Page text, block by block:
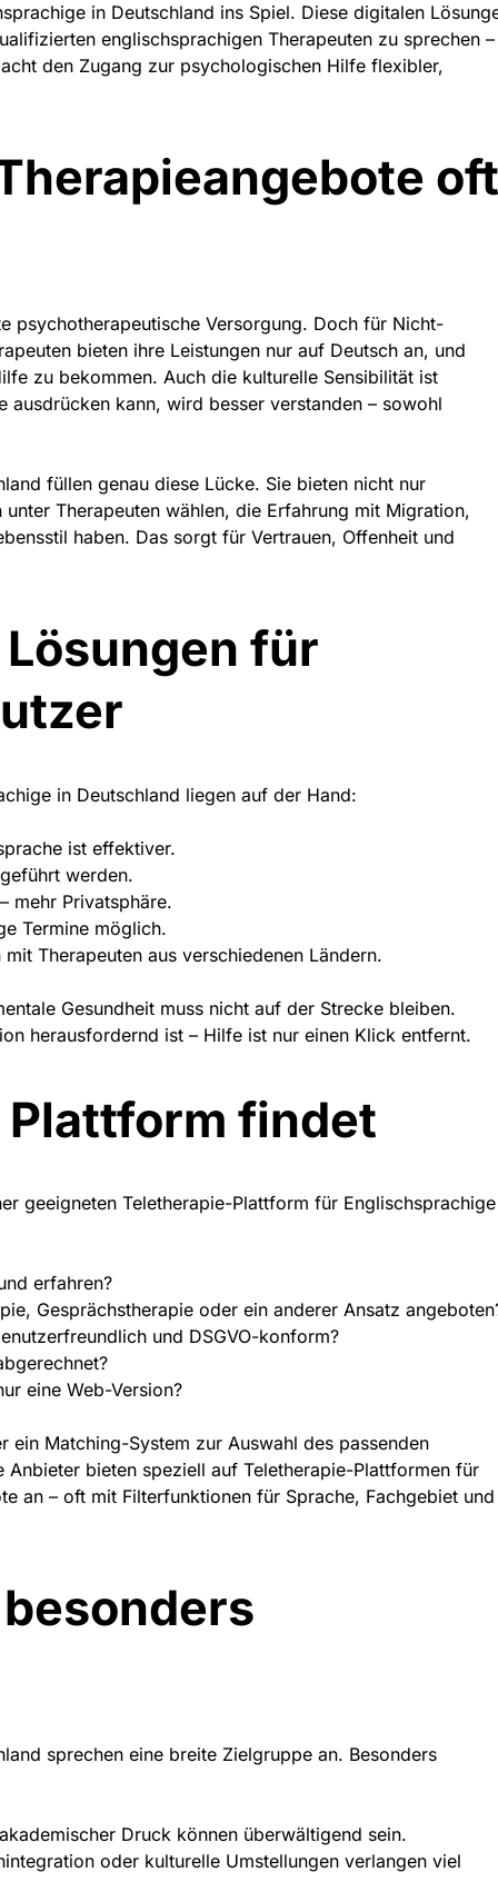
in Deutschland ins Spiel. Diese digitalen
englischsprachigen Therapeuten zu sprechen –
den Zugang zur psychologischen Hilfe flexibler,
oft
psychotherapeutische Versorgung. Doch für Nicht-
bieten ihre Leistungen nur auf Deutsch an, und
zu bekommen. Auch die kulturelle Sensibilität ist
ausdrücken kann, wird besser verstanden – sowohl
füllen genau diese Lücke. Sie bieten nicht nur
Therapeuten wählen, die Erfahrung mit Migration,
haben. Das sorgt für Vertrauen, Offenheit und
für
in Deutschland liegen auf der Hand:
ist effektiver.
werden.
mehr Privatsphäre.
Termine möglich.
Therapeuten aus verschiedenen Ländern.
Gesundheit muss nicht auf der Strecke bleiben.
herausfordernd ist – Hilfe ist nur einen Klick entfernt.
findet
geeigneten Teletherapie-Plattform für Englischsprachige
erfahren?
Gesprächstherapie oder ein anderer Ansatz
und DSGVO-konform?
eine Web-Version?
ein Matching-System zur Auswahl des passenden
Anbieter bieten speziell auf Teletherapie-Plattformen für
an – oft mit Filterfunktionen für Sprache, Fachgebiet und
sprechen eine breite Zielgruppe an. Besonders
Druck können überwältigend sein.
oder kulturelle Umstellungen verlangen viel